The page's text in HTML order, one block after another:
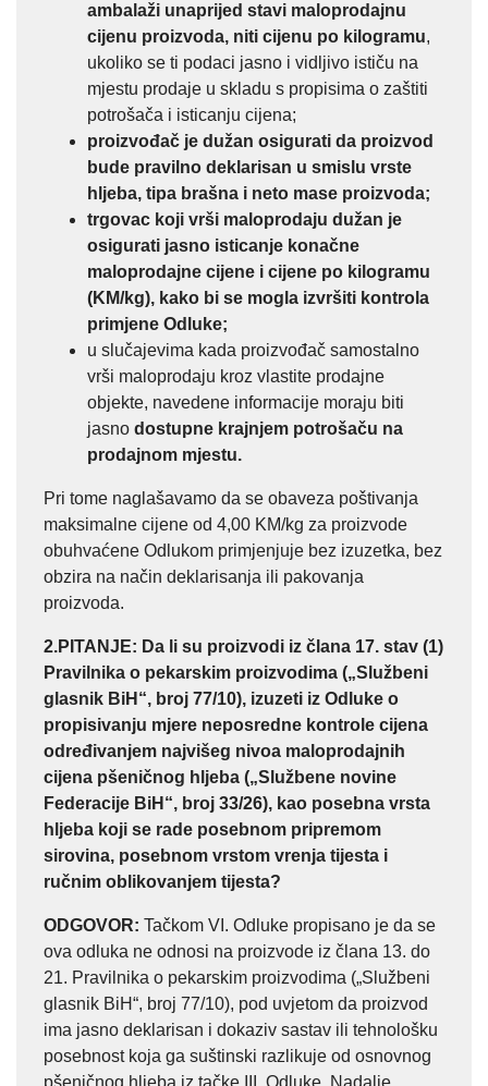
ambalaži unaprijed stavi maloprodajnu
cijenu proizvoda, niti cijenu po kilogramu,
ukoliko se ti podaci jasno i vidljivo ističu na
mjestu prodaje u skladu s propisima o zaštiti
potrošača i isticanju cijena;
proizvođač je dužan osigurati da proizvod
bude pravilno deklarisan u smislu vrste
hljeba, tipa brašna i neto mase proizvoda;
trgovac koji vrši maloprodaju dužan je
osigurati jasno isticanje konačne
maloprodajne cijene i cijene po kilogramu
(KM/kg), kako bi se mogla izvršiti kontrola
primjene Odluke;
u slučajevima kada proizvođač samostalno
vrši maloprodaju kroz vlastite prodajne
objekte, navedene informacije moraju biti
jasno dostupne krajnjem potrošaču na
prodajnom mjestu.
Pri tome naglašavamo da se obaveza poštivanja
maksimalne cijene od 4,00 KM/kg za proizvode
obuhvaćene Odlukom primjenjuje bez izuzetka, bez
obzira na način deklarisanja ili pakovanja
proizvoda.
2.PITANJE: Da li su proizvodi iz člana 17. stav (1)
Pravilnika o pekarskim proizvodima („Službeni
glasnik BiH“, broj 77/10), izuzeti iz Odluke o
propisivanju mjere neposredne kontrole cijena
određivanjem najvišeg nivoa maloprodajnih
cijena pšeničnog hljeba („Službene novine
Federacije BiH“, broj 33/26), kao posebna vrsta
hljeba koji se rade posebnom pripremom
sirovina, posebnom vrstom vrenja tijesta i
ručnim oblikovanjem tijesta?
ODGOVOR: Tačkom VI. Odluke propisano je da se
ova odluka ne odnosi na proizvode iz člana 13. do
21. Pravilnika o pekarskim proizvodima („Službeni
glasnik BiH“, broj 77/10), pod uvjetom da proizvod
ima jasno deklarisan i dokaziv sastav ili tehnološku
posebnost koja ga suštinski razlikuje od osnovnog
pšeničnog hljeba iz tačke III. Odluke. Nadalje,